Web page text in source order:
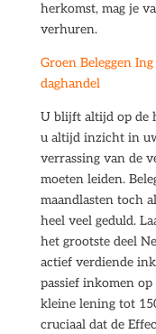
herkomst, mag je
verhuren.
Groen Beleggen
daghandel
U blijft altijd op de
u altijd inzicht in
verrassing van de
moeten leiden.
maandlasten toch
heel veel geduld.
het grootste deel
actief verdiende
passief inkomen
kleine lening tot
cruciaal dat de